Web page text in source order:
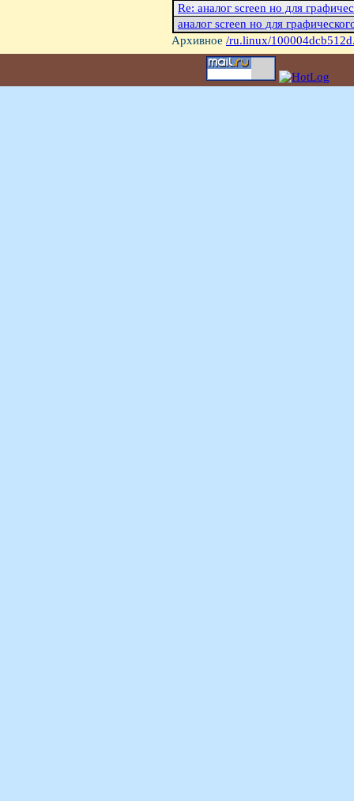
Re: аналог screen но для
аналог screen но для
Архивное /ru.linux/